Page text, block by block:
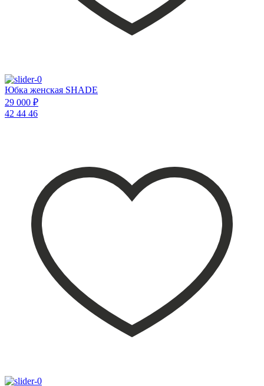
Юбка женская SHADE
29 000 ₽
42 44 46